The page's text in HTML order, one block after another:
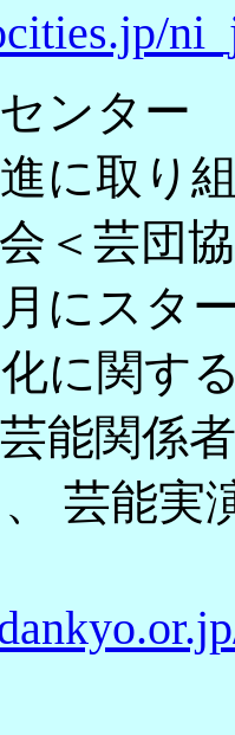
ンター
に取り
＜芸団
にスタ
に関す
能関係
芸能実